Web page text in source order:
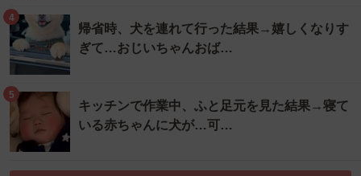
4
帰省時、犬を連れて行った結果→嬉しくなりす
ぎて…おじいちゃんおば…
5
キッチンで作業中、ふと足元を見た結果→寝て
いる赤ちゃんに犬が…可…